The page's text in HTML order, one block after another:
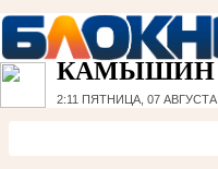
КАМЫШИН
2:11 ПЯТНИЦА, 07 АВГУСТА